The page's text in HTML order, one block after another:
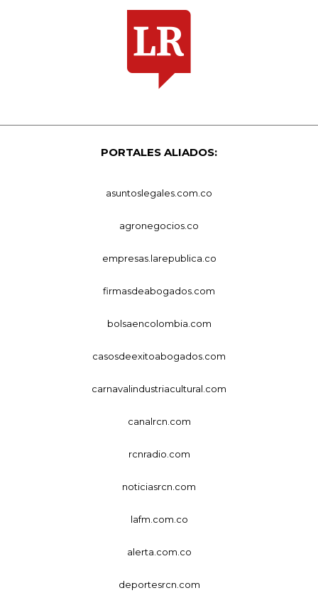
PORTALES ALIADOS:
asuntoslegales.com.co
agronegocios.co
empresas.larepublica.co
firmasdeabogados.com
bolsaencolombia.com
casosdeexitoabogados.com
carnavalindustriacultural.com
canalrcn.com
rcnradio.com
noticiasrcn.com
lafm.com.co
alerta.com.co
deportesrcn.com